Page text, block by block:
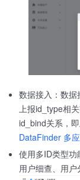
数据接入：数
上报id_type相
id_bind关系，
DataFinder 多
使用多ID类型
用户细查、用户